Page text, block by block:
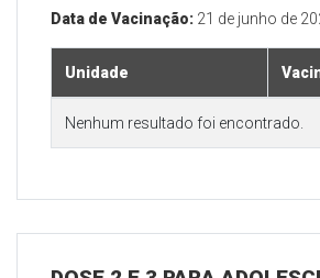
Data de Vacinação: 21 de junho de
Unidade
Nenhum resultado foi encontrado.